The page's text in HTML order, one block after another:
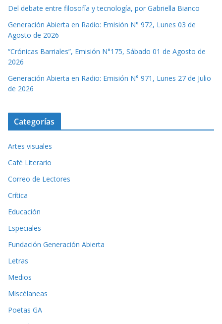
Del debate entre filosofía y tecnología, por Gabriella Bianco
Generación Abierta en Radio: Emisión N° 972, Lunes 03 de
Agosto de 2026
“Crónicas Barriales”, Emisión N°175, Sábado 01 de Agosto de
2026
Generación Abierta en Radio: Emisión N° 971, Lunes 27 de Julio
de 2026
Categorías
Artes visuales
Café Literario
Correo de Lectores
Crítica
Educación
Especiales
Fundación Generación Abierta
Letras
Medios
Miscélaneas
Poetas GA